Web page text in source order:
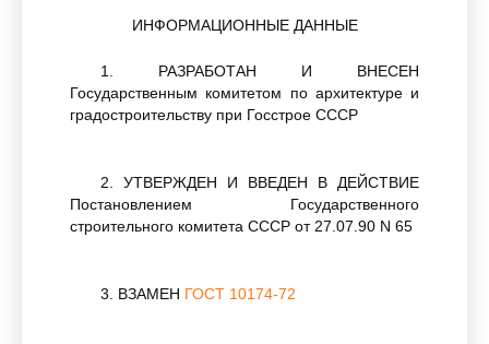
ИНФОРМАЦИОННЫЕ ДАННЫЕ
1. РАЗРАБОТАН И ВНЕСЕН
Государственным комитетом по архитектуре и
градостроительству при Госстрое СССР
2. УТВЕРЖДЕН И ВВЕДЕН В ДЕЙСТВИЕ
Постановлением Государственного
строительного комитета СССР от 27.07.90 N 65
3. ВЗАМЕН ГОСТ 10174-72